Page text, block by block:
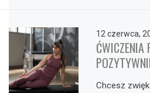
12 czerwca,
ĆWICZENIA
Chcesz